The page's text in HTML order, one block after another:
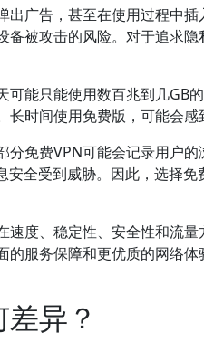
广告，甚至在使用过程中
被攻击的风险。对于追求
能只能使用数百兆到几GB
时间使用免费版，可能会感
免费VPN可能会记录用户
全受到威胁。因此，选择
度、稳定性、安全性和流
服务保障和更优质的网络
异？